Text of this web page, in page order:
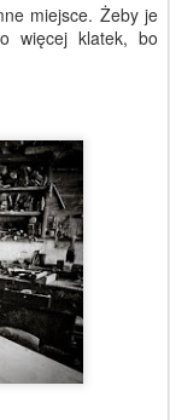
miejsce. Żeby je
więcej klatek, bo